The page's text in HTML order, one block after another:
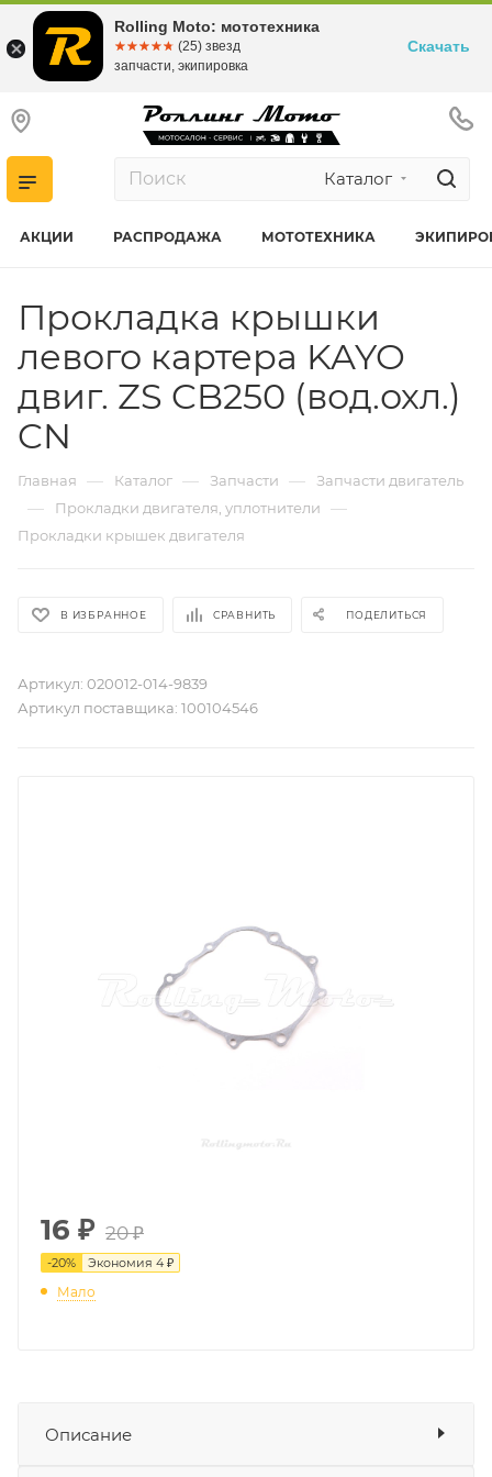
Каталог
АКЦИИ РАСПРОДАЖА МОТОТЕХНИКА
Прокладка крышки
левого картера KAYO
двиг. ZS CB250 (вод.охл.)
CN
Главная — Каталог — Запчасти — Запчасти двигатель
— Прокладки двигателя, уплотнители —
Прокладки крышек двигателя
В ИЗБРАННОЕ СРАВНИТЬ ПОДЕЛИТЬСЯ
Артикул: 020012-014-9839
Артикул поставщика: 100104546
16 ₽ 20 ₽
-20% Экономия 4 ₽
Мало
Описание
Rolling Moto: мототехника
☆☆☆☆☆
★★★★★ (25) звезд
запчасти, экипировка
Скачать